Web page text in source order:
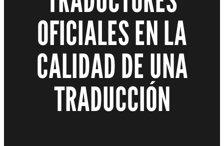
OFICIALES EN LA
CALIDAD DE UNA
TRADUCCIÓN